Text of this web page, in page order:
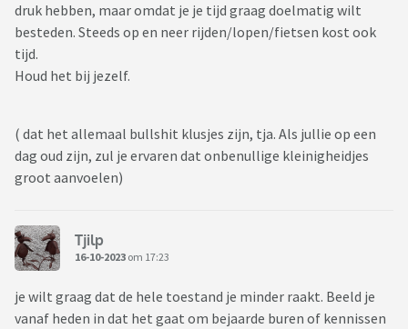
druk hebben, maar omdat je je tijd graag doelmatig wilt
besteden. Steeds op en neer rijden/lopen/fietsen kost ook
tijd.
Houd het bij jezelf.
( dat het allemaal bullshit klusjes zijn, tja. Als jullie op een
dag oud zijn, zul je ervaren dat onbenullige kleinigheidjes
groot aanvoelen)
Tjilp
16-10-2023 om 17:23
je wilt graag dat de hele toestand je minder raakt. Beeld je
vanaf heden in dat het gaat om bejaarde buren of kennissen